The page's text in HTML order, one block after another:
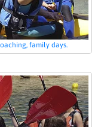
family days.